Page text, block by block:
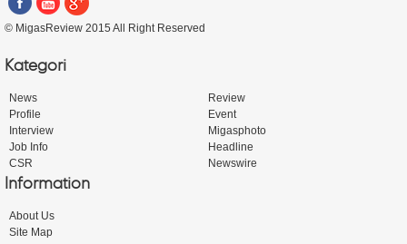
© MigasReview 2015 All Right Reserved
Kategori
News
Review
Profile
Event
Interview
Migasphoto
Job Info
Headline
CSR
Newswire
Information
About Us
Site Map